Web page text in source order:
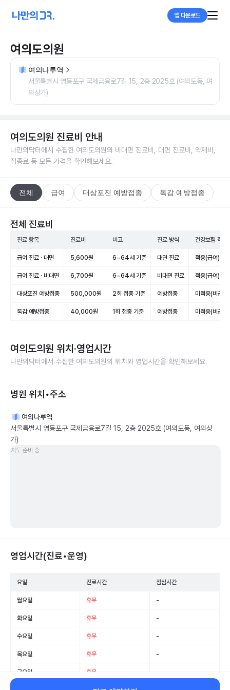
앱 다운로드
여의도의원
여의나루역
서울특별시 영등포구 국제금융로7길 15, 2층 2025호 (여의도동, 여
의상가)
여의도의원 진료비 안내
나만의닥터에서 수집한 여의도의원의 비대면 진료비, 대면 진료비, 약제비,
접종료 등 모든 가격을 확인해보세요.
전체 급여 대상포진 예방접종 독감 예방접종
전체 진료비
진료 항목 진료비 비고 진료 방식 건강보험 적용
급여 진료 · 대면 5,600원 6~64세 기준 대면 진료 적용(급여)
급여 진료 · 비대면 6,700원 6~64세 기준 비대면 진료 적용(급여)
대상포진 예방접종 500,000원 2회 접종 기준 예방접종 미적용(비급여)
독감 예방접종 40,000원 1회 접종 기준 예방접종 미적용(비급여)
여의도의원 위치·영업시간
나만의닥터에서 수집한 여의도의원의 위치와 영업시간을 확인해보세요.
병원 위치•주소
여의나루역
서울특별시 영등포구 국제금융로7길 15, 2층 2025호 (여의도동, 여의상
가)
지도 준비 중
영업시간(진료•운영)
요일 진료시간 점심시간
월요일 휴무 -
화요일 휴무 -
수요일 휴무 -
목요일 휴무 -
금요일 휴무